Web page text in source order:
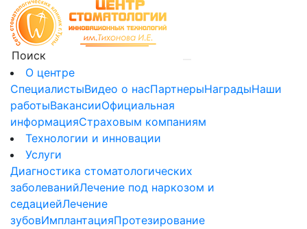
О центре
СпециалистыВидео о насПартнерыНаградыНаши
работыВакансииОфициальная
информацияСтраховым компаниям
Технологии и инновации
Услуги
Диагностика стоматологических
заболеванийЛечение под наркозом и
седациейЛечение
зубовИмплантацияПротезирование